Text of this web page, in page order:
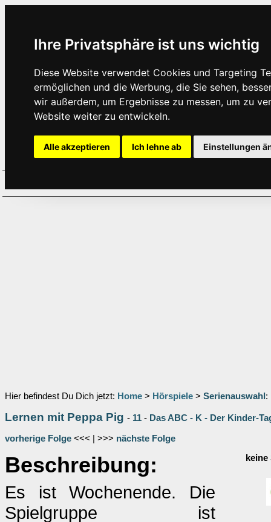
Ihre Privatsphäre ist uns wichtig
Diese Website verwendet Cookies und Targeting
ermöglichen und die Werbung, die Sie sehen,
wir außerdem, um Ergebnisse zu messen, um zu
Website weiter zu entwickeln.
Alle akzeptieren Ich lehne ab Einstellungen
Hier befindest Du Dich jetzt: Home > Hörspiele > Serienauswahl :
Lernen mit Peppa Pig - 11 - Das ABC - K - Der Kinder-
vorherige Folge <<< | >>> nächste Folge
Beschreibung:
Es ist Wochenende. Die
Spielgruppe ist